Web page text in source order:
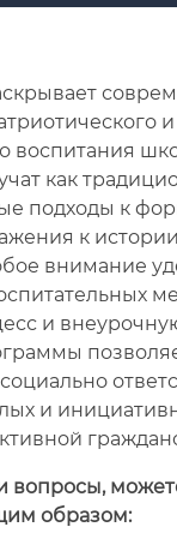
вопросы,
образом:
воспитания
как
подходы к
к
внимание
и
и